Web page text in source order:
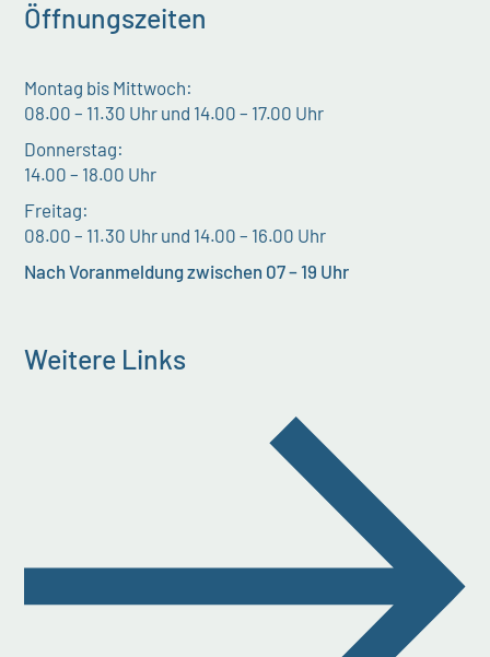
Öffnungszeiten
Montag bis Mittwoch:
08.00 – 11.30 Uhr und 14.00 – 17.00 Uhr
Donnerstag:
14.00 – 18.00 Uhr
Freitag:
08.00 – 11.30 Uhr und 14.00 – 16.00 Uhr
Nach Voranmeldung zwischen 07 – 19 Uhr
Weitere Links